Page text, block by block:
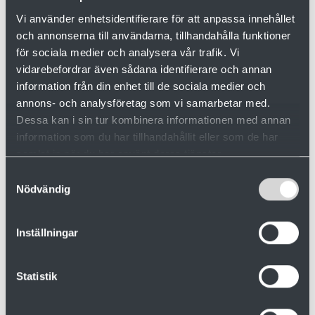
Vi använder enhetsidentifierare för att anpassa innehållet
och annonserna till användarna, tillhandahålla funktioner
för sociala medier och analysera vår trafik. Vi
vidarebefordrar även sådana identifierare och annan
information från din enhet till de sociala medier och
annons- och analysföretag som vi samarbetar med.
Dessa kan i sin tur kombinera informationen med annan
information som du har tillhandahållit eller som de har
samlat in när du har använt deras tjänster.
Nödvändig
Inställningar
Statistik